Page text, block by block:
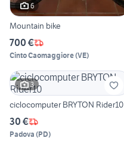
6
Mountain bike
700 €
Cinto Caomaggiore(VE)
3
ciclocomputer BRYTON Rider10
30 €
Padova (PD)